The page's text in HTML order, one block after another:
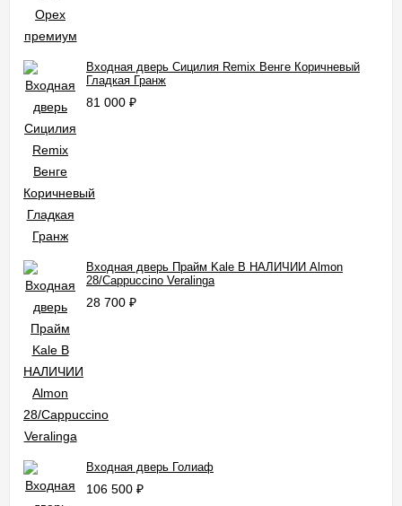
Входная дверь Сицилия Remix Венге Коричневый
Гладкая Гранж
81 000 ₽
Входная дверь Прайм Kale В НАЛИЧИИ Almon
28/Cappuccino Veralinga
28 700 ₽
Входная дверь Голиаф
106 500 ₽